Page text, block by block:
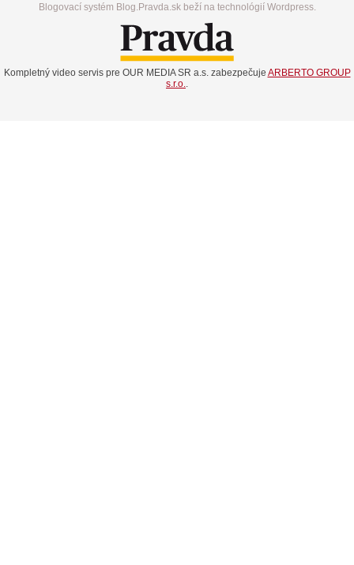
Blogovací systém Blog.Pravda.sk beží na technológií Wordpress.
Kompletný video servis pre OUR MEDIA SR a.s. zabezpečuje ARBERTO GROUP
s.r.o..